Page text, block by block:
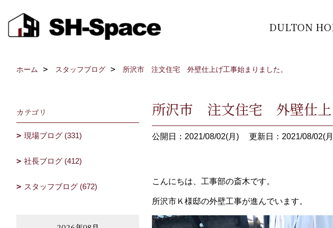
DULTON
ホーム スタッフブログ 所沢市 注文住宅 外壁仕上げ工事始まりました。
所沢市 注文住宅 外壁仕上
公開日：2021/08/02(月) 更新日：2021/08/02(
こんにちは、工事部の斎木です。
所沢市Ｋ様邸の外壁工事が進んでいます。
カテゴリ
現場ブログ (331)
社長ブログ (412)
スタッフブログ (672)